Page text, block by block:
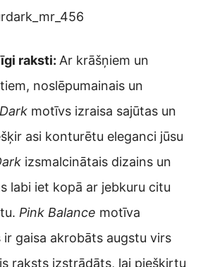
raksti: Ar krāšņiem un
noslēpumainais un
motīvs izraisa sajūtas un
asi konturētu eleganci jūsu
izsmalcinātais dizains un
labi iet kopā ar jebkuru citu
Pink Balance motīva
ir gaisa akrobāts augstu virs
raksts izstrādāts, lai piešķirtu